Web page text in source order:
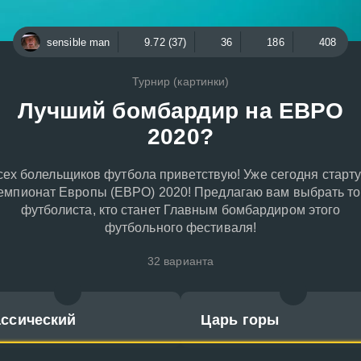
sensible man 9.72 (37) 36 186 408
Турнир (картинки)
Лучший бомбардир на ЕВРО
2020?
болельщиков футбола приветствую! Уже сегодня
Европы (ЕВРО) 2020! Предлагаю вам выбрать
футболиста, кто станет Главным бомбардиром этого
футбольного фестиваля!
32 варианта
Царь горы